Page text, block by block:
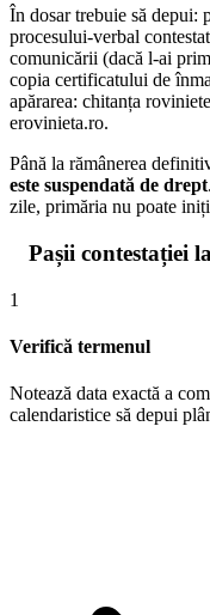
În dosar trebuie să depui:
procesului-verbal
comunicării (dacă l-ai
copia certificatului de
apărarea: chitanța
erovinieta.ro.
Până la rămânerea
este suspendată de drept
zile, primăria nu poate
Pașii contestației
1
Verifică termenul
Notează data exactă a
calendaristice să depui